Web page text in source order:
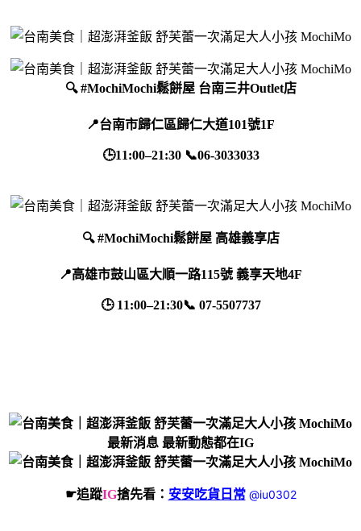
🔍 #MochiMochi鬆餅屋 台南三井Outlet店
📍台南市歸仁區歸仁大道101號1F
🕒11:00–21:30 📞06-3033033
🔍 #MochiMochi鬆餅屋 高雄義享店
📍高雄市鼓山區大順一路115號 義享天地4F
🕒 11:00–21:30📞 07-5507737
最新消息 最新動態都在IG
☛追蹤IG搶先看： 安安吃貨日常 @iu0302